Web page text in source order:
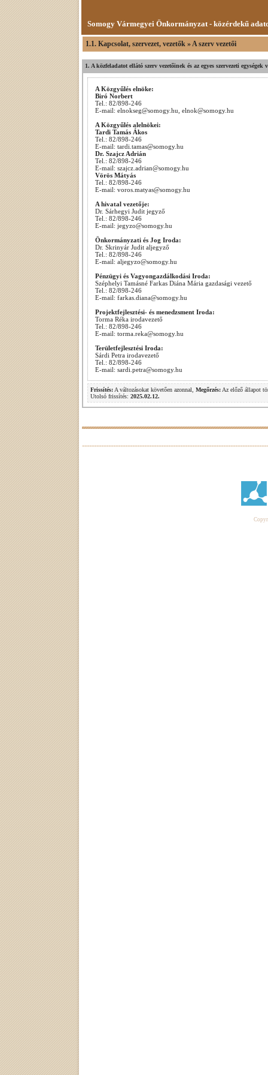
Somogy Vármegyei Önkormányzat - közérdekű
1.1. Kapcsolat, szervezet, vezetők » A szerv vezetői
1. A közfeladatot ellátó szerv vezetőinek és az egyes szervezeti
A Közgyűlés elnöke:
Biró Norbert
Tel.: 82/898-246
E-mail: elnokseg@somogy.hu, elnok@somogy.hu
A Közgyűlés alelnökei:
Tardi Tamás Ákos
Tel.: 82/898-246
E-mail: tardi.tamas@somogy.hu
Dr. Szajcz Adrián
Tel.: 82/898-246
E-mail: szajcz.adrian@somogy.hu
Vörös Mátyás
Tel.: 82/898-246
E-mail: voros.matyas@somogy.hu
A hivatal vezetője:
Dr. Sárhegyi Judit jegyző
Tel.: 82/898-246
E-mail: jegyzo@somogy.hu
Önkormányzati és Jog Iroda:
Dr. Skrinyár Judit aljegyző
Tel.: 82/898-246
E-mail: aljegyzo@somogy.hu
Pénzügyi és Vagyongazdálkodási Iroda:
Széphelyi Tamásné Farkas Diána Mária gazdasági vezető
Tel.: 82/898-246
E-mail: farkas.diana@somogy.hu
Projektfejlesztési- és menedzsment Iroda:
Torma Réka irodavezető
Tel.: 82/898-246
E-mail: torma.reka@somogy.hu
Területfejlesztési Iroda:
Sárdi Petra irodavezető
Tel.: 82/898-246
E-mail: sardi.petra@somogy.hu
Frissítés: A változásokat követően azonnal, Megőrzés: Az előző állapot
Utolsó frissítés: 2025.02.12.